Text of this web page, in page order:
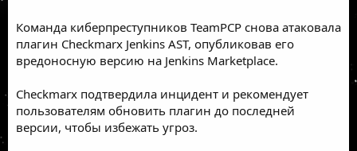
Команда киберпреступников TeamPCP снова атаковала
плагин Checkmarx Jenkins AST, опубликовав его
вредоносную версию на Jenkins Marketplace.
Checkmarx подтвердила инцидент и рекомендует
пользователям обновить плагин до последней
версии, чтобы избежать угроз.